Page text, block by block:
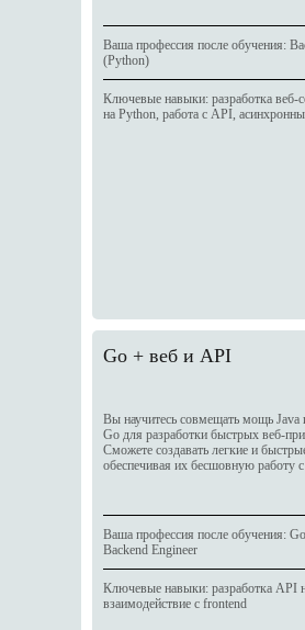
Ваша профессия после обучения:
(Python)
Ключевые навыки: разработка веб-
на Python, работа с API,
Go + веб и API
Вы научитесь совмещать мощь Java
Go для разработки быстрых веб-
Сможете создавать легкие и
обеспечивая их бесшовную работу
Ваша профессия после обучения:
Backend Engineer
Ключевые навыки: разработка API
взаимодействие с frontend